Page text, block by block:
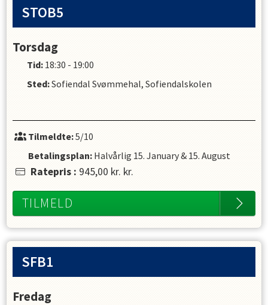
STOB5
Torsdag
Tid: 18:30 - 19:00
Sted:Sofiendal Svømmehal, Sofiendalskolen
Tilmeldte:5/10
Betalingsplan: Halvårlig 15. January& 15. August
Ratepris : 945,00 kr. kr.
TILMELD
SFB1
Fredag